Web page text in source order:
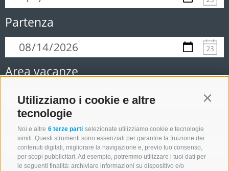
Utilizziamo i cookie e altre
tecnologie
Noi e altre 6 terze parti selezionate utilizziamo cookie e tecnologie
simili. Questi strumenti sono essenziali per garantire la fruizione dei
contenuti digitali, migliorare la navigazione e, previo tuo consenso,
per scopi pubblicitari. Ad esempio, potremmo utilizzare i tuoi dati per
le seguenti finalità: archiviare informazioni su dispositivo e/o
Partenza
Area vacanze
Tipo alloggio